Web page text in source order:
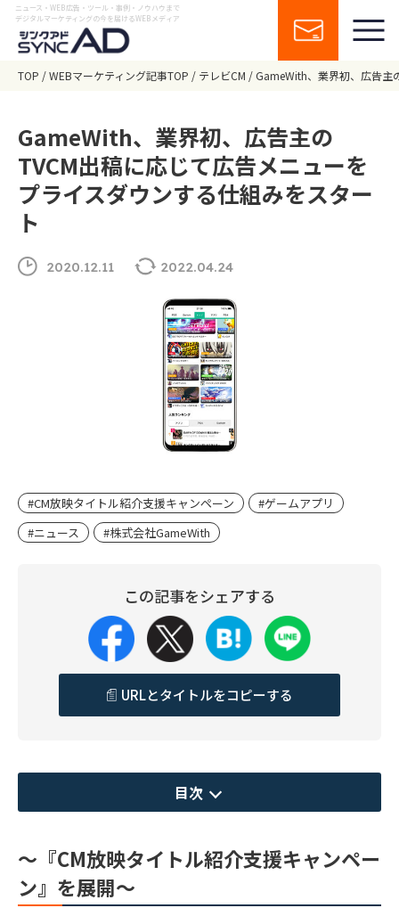
ニュース・WEB広告・ツール・事例・ノウハウまで
デジタルマーケティングの今を届けるWEBメディア
TOP WEBマーケティング記事TOP テレビCM GameWith、業界初、広告主
GameWith、業界初、広告主の
TVCM出稿に応じて広告メニューを
プライスダウンする仕組みをスター
ト
2020.12.11 2022.04.24
#CM放映タイトル紹介支援キャンペーン
#ゲームアプリ
#ニュース
#株式会社GameWith
この記事をシェアする
URLとタイトルをコピーする
目次
〜『CM放映タイトル紹介支援キャンペー
ン』を展開〜